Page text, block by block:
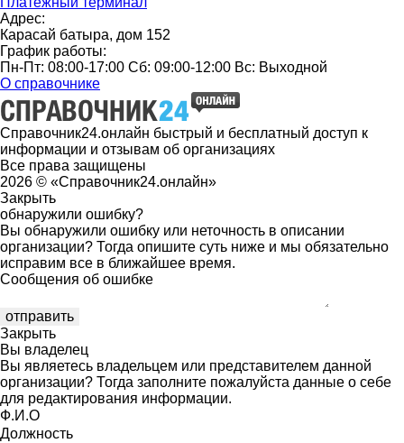
Адрес:
Карасай батыра, дом 152
График работы:
Пн-Пт: 08:00-17:00 Сб: 09:00-12:00 Вс: Выходной
О справочнике
Справочник24.онлайн быстрый и бесплатный доступ к
информации и отзывам об организациях
Все права защищены
2026 © «Справочник24.онлайн»
Закрыть
обнаружили ошибку?
Вы обнаружили ошибку или неточность в описании
организации? Тогда опишите суть ниже и мы обязательно
исправим все в ближайшее время.
Сообщения об ошибке
Закрыть
Вы владелец
Вы являетесь владельцем или представителем данной
организации? Тогда заполните пожалуйста данные о себе
для редактирования информации.
Ф.И.О
Должность